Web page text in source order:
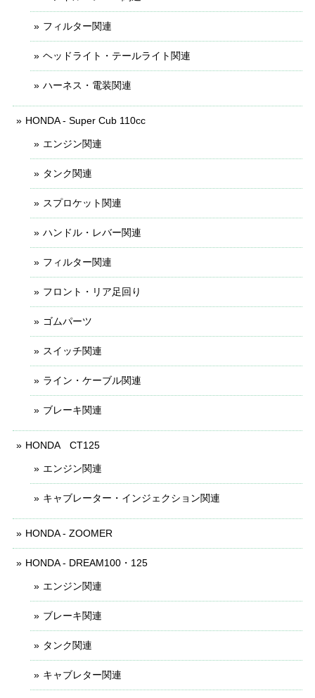
フィルター関連
ヘッドライト・テールライト関連
ハーネス・電装関連
HONDA - Super Cub 110cc
エンジン関連
タンク関連
スプロケット関連
ハンドル・レバー関連
フィルター関連
フロント・リア足回り
ゴムパーツ
スイッチ関連
ライン・ケーブル関連
ブレーキ関連
HONDA CT125
エンジン関連
キャブレーター・インジェクション関連
HONDA - ZOOMER
HONDA - DREAM100・125
エンジン関連
ブレーキ関連
タンク関連
キャブレター関連